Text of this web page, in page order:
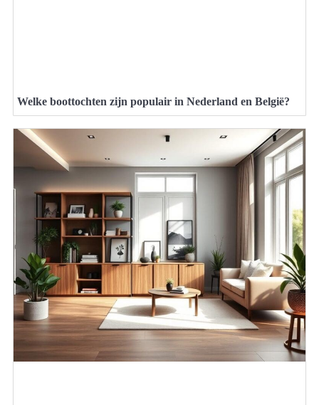
Welke boottochten zijn populair in Nederland en België?